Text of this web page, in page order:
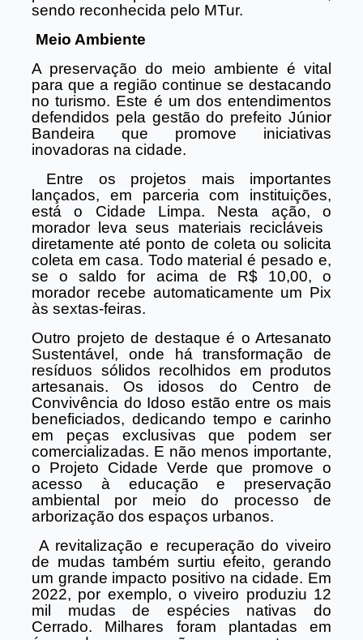
sendo reconhecida pelo MTur.
Meio Ambiente
A preservação do meio ambiente é vital
para que a região continue se destacando
no turismo. Este é um dos entendimentos
defendidos pela gestão do prefeito Júnior
Bandeira que promove iniciativas
inovadoras na cidade.
Entre os projetos mais importantes
lançados, em parceria com instituições,
está o Cidade Limpa. Nesta ação, o
morador leva seus materiais recicláveis ​​
diretamente até ponto de coleta ou solicita
coleta em casa. Todo material é pesado e,
se o saldo for acima de R$ 10,00, o
morador recebe automaticamente um Pix
às sextas-feiras.
Outro projeto de destaque é o Artesanato
Sustentável, onde há transformação de
resíduos sólidos recolhidos em produtos
artesanais. Os idosos do Centro de
Convivência do Idoso estão entre os mais
beneficiados, dedicando tempo e carinho
em peças exclusivas que podem ser
comercializadas. E não menos importante,
o Projeto Cidade Verde que promove o
acesso à educação e preservação
ambiental por meio do processo de
arborização dos espaços urbanos.
A revitalização e recuperação do viveiro
de mudas também surtiu efeito, gerando
um grande impacto positivo na cidade. Em
2022, por exemplo, o viveiro produziu 12
mil mudas de espécies nativas do
Cerrado. Milhares foram plantadas em